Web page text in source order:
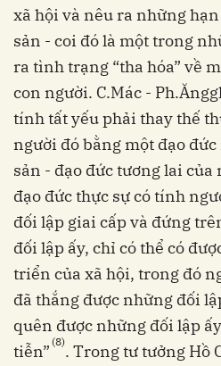
xã hội và nêu ra những
sản - coi đó là một trong
ra tình trạng “tha hóa” về
con người. C.Mác -
tính tất yếu phải thay thế
người đó bằng một đạo
sản - đạo đức tương lai
đạo đức thực sự có tính
đối lập giai cấp và đứng
đối lập ấy, chỉ có thể có
triển của xã hội, trong đó
đã thắng được những đối
quên được những đối lập
tiễn” (8). Trong tư tưởng Hồ